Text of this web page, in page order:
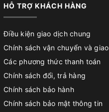
HỖ TRỢ KHÁCH HÀNG
Điều kiện giao dịch chung
Chính sách vận chuyển và
Các phương thức thanh toán
Chính sách đổi, trả hàng
Chính sách bảo hành
Chính sách bảo mật thông tin